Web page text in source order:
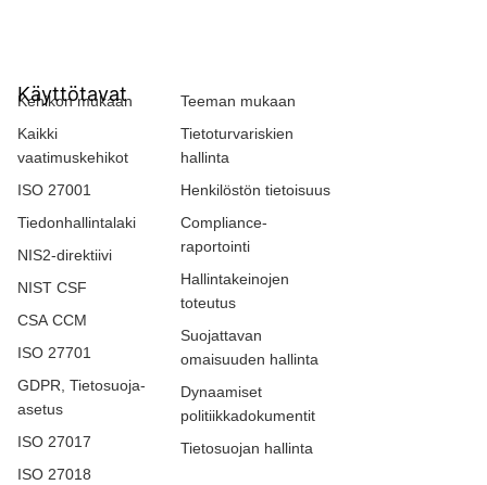
Käyttötavat
Kehikon mukaan
Kaikki
vaatimuskehikot
ISO 27001
Tiedonhallintalaki
NIS2-direktiivi
NIST CSF
CSA CCM
ISO 27701
GDPR, Tietosuoja-
asetus
ISO 27017
ISO 27018
Teeman mukaan
Tietoturvariskien
hallinta
Henkilöstön tietoisuus
Compliance-
raportointi
Hallintakeinojen
toteutus
Suojattavan
omaisuuden hallinta
Dynaamiset
politiikkadokumentit
Tietosuojan hallinta